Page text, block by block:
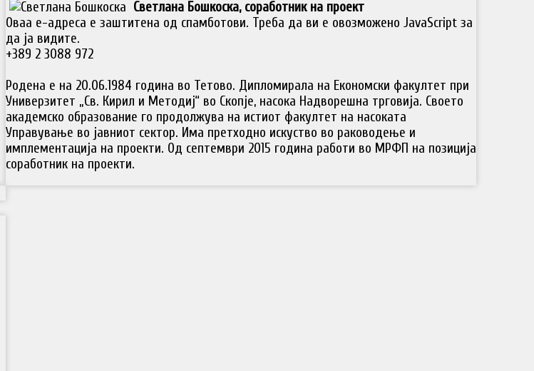
Светлана Бошкоска, соработник на проект
Оваа е-адреса е заштитена од спамботови. Треба да ви е овозможено JavaScript за
да ја видите.
+389 2 3088 972
Родена е на 20.06.1984 година во Тетово. Дипломирала на Економски факултет при
Универзитет „Св. Кирил и Методиј“ во Скопје, насока Надворешна трговија. Своето
академско образование го продолжува на истиот факултет на насоката
Управување во јавниот сектор. Има претходно искуство во раководење и
имплементација на проекти. Од септември 2015 година работи во МРФП на позиција
соработник на проекти.